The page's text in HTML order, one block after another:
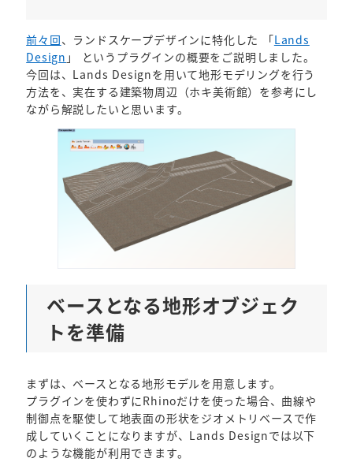
前々回、ランドスケープデザインに特化した 「Lands
Design 」 というプラグインの概要をご説明しました。
今回は、Lands Designを用いて地形モデリングを行う
方法を、実在する建築物周辺（ホキ美術館）を参考にし
ながら解説したいと思います。
ベースとなる地形オブジェク
トを準備
まずは、ベースとなる地形モデルを用意します。
プラグインを使わずにRhinoだけを使った場合、曲線や
制御点を駆使して地表面の形状をジオメトリベースで作
成していくことになりますが、Lands Designでは以下
のような機能が利用できます。